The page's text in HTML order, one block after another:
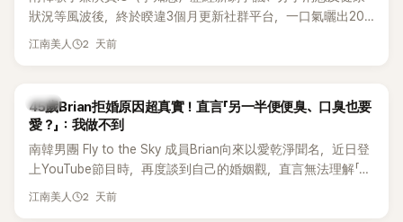
狀況等風波後，終於睽違3個月更新社群平台，一口氣曬出20
張近況照，讓大批粉絲又驚又喜。不過，比起照片本身，更引
江南美人 2 天前
韓星
45歲Brian拒婚原因超真實！直言「另一半便便臭、口臭也要
愛？」：我做不到
南韓男團 Fly to the Sky 成員Brian向來以愛乾淨聞名，近日登
上YouTube節目時，再度談到自己的婚姻觀，直言無法理解「連
另一半的口臭、便便臭都要愛」這種說法，更大方表明自己是不
江南美人 2 天前